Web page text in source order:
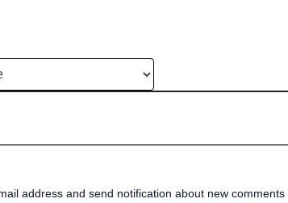
address and send notification about new